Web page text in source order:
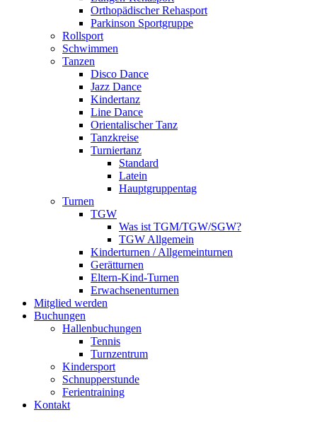
Orthopädischer Rehasport
Parkinson Sportgruppe
Rollsport
Schwimmen
Tanzen
Disco Dance
Jazz Dance
Kindertanz
Line Dance
Orientalischer Tanz
Tanzkreise
Turniertanz
Standard
Latein
Hauptgruppentag
Turnen
TGW
Was ist TGM/TGW/SGW?
TGW Allgemein
Kinderturnen / Allgemeinturnen
Gerätturnen
Eltern-Kind-Turnen
Erwachsenenturnen
Mitglied werden
Buchungen
Hallenbuchungen
Tennis
Turnzentrum
Kindersport
Schnupperstunde
Ferientraining
Kontakt